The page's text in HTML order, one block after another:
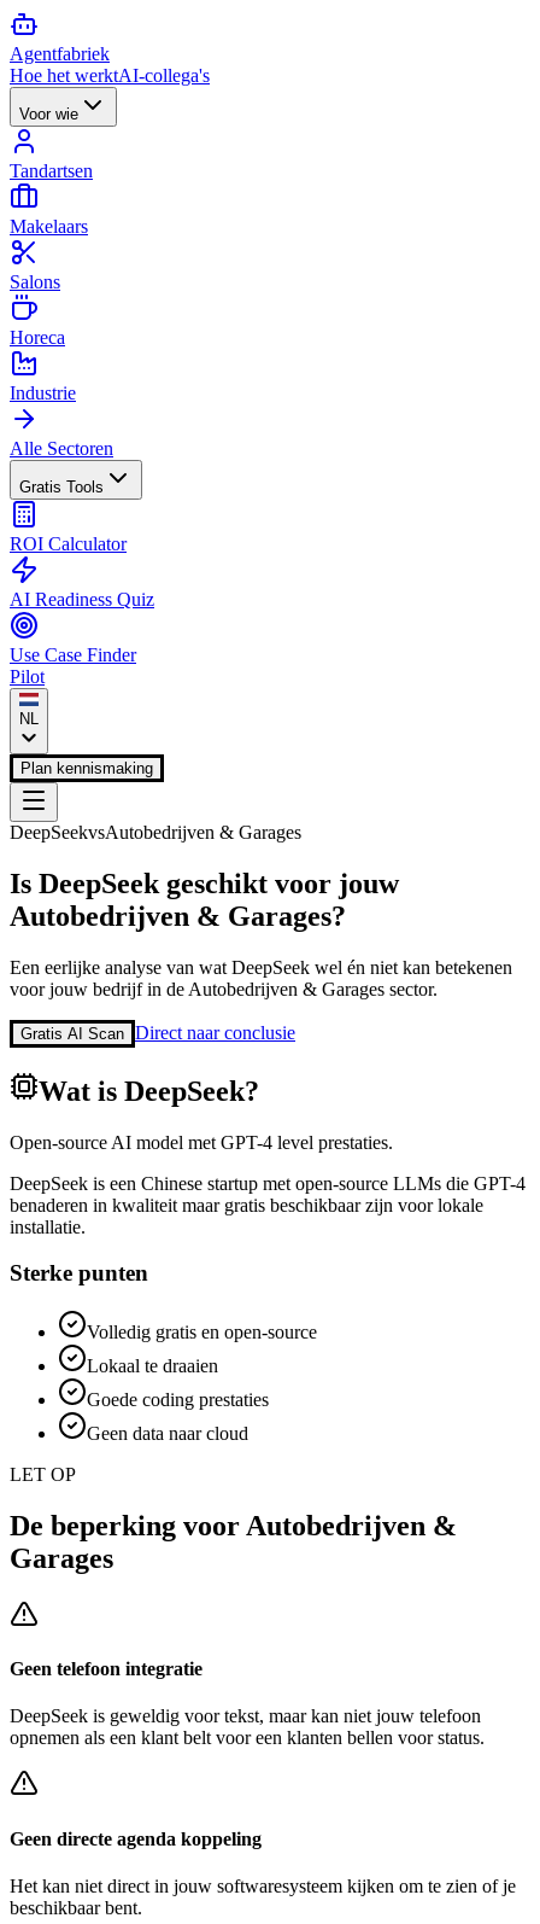
Agentfabriek
Hoe het werktAI-collega's
Voor wie
Tandartsen
Makelaars
Salons
Horeca
Industrie
Alle Sectoren
Gratis Tools
ROI Calculator
AI Readiness Quiz
Use Case Finder
Pilot
NL
Plan kennismaking
DeepSeekvsAutobedrijven & Garages
Is DeepSeek geschikt voor jouw
Autobedrijven & Garages?
Een eerlijke analyse van wat DeepSeek wel én niet kan betekenen
voor jouw bedrijf in de Autobedrijven & Garages sector.
Gratis AI Scan Direct naar conclusie
Wat is DeepSeek?
Open-source AI model met GPT-4 level prestaties.
DeepSeek is een Chinese startup met open-source LLMs die GPT-4
benaderen in kwaliteit maar gratis beschikbaar zijn voor lokale
installatie.
Sterke punten
Volledig gratis en open-source
Lokaal te draaien
Goede coding prestaties
Geen data naar cloud
LET OP
De beperking voor Autobedrijven &
Garages
Geen telefoon integratie
DeepSeek is geweldig voor tekst, maar kan niet jouw telefoon
opnemen als een klant belt voor een klanten bellen voor status.
Geen directe agenda koppeling
Het kan niet direct in jouw softwaresysteem kijken om te zien of je
beschikbaar bent.